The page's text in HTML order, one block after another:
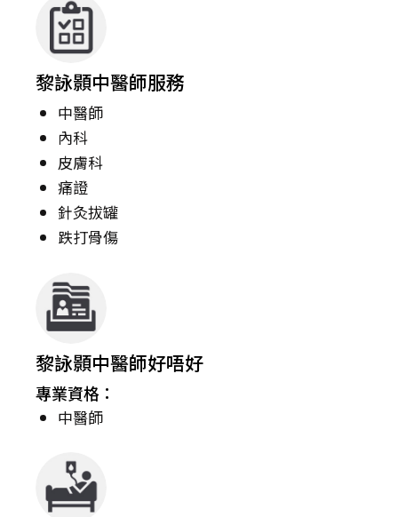
黎詠顥中醫師服務
中醫師
內科
皮膚科
痛證
針灸拔罐
跌打骨傷
黎詠顥中醫師好唔好
專業資格：
中醫師